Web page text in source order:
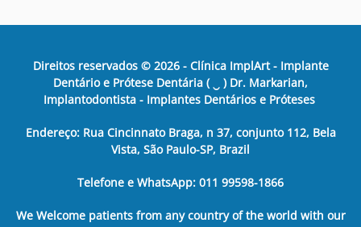
Direitos reservados © 2026- Clínica ImplArt - Implante
Dentário e Prótese Dentária ( ‿ ) Dr. Markarian,
Implantodontista - Implantes Dentários e Próteses
Endereço: Rua Cincinnato Braga, n 37, conjunto 112, Bela
Vista, São Paulo-SP, Brazil
Telefone e WhatsApp: 011 99598-1866
We Welcome patients from any country of the world with our